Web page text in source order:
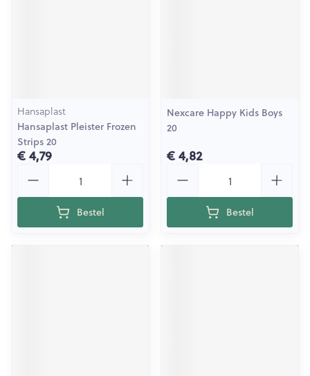
Hansaplast
Hansaplast Pleister Frozen
Strips 20
€ 4,79
Bestel
Nexcare Happy Kids Boys
20
€ 4,82
Bestel